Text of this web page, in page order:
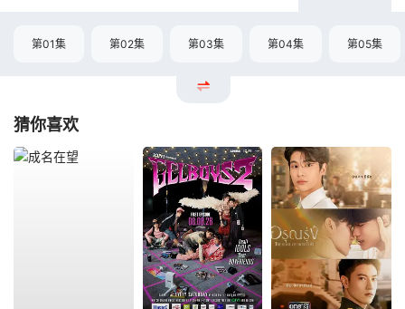
第01集 第02集 第03集 第04集 第05集
猜你喜欢